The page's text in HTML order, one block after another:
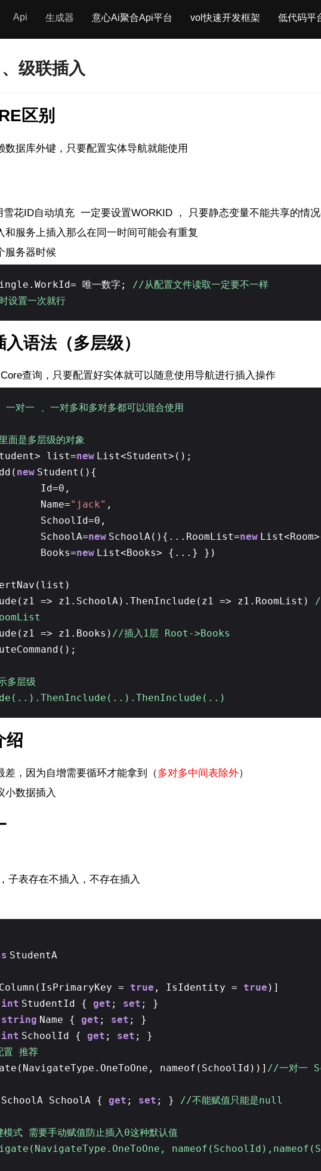
Api 生成器 意心Ai聚合Api平台 vol快速开发框架 低代码平
级联插入
区别
数据库外键，只要配置实体导航就能使用
雪花ID自动填充 一定要设置WORKID ， 只要静态变量不能共享的情
和服务上插入那么在同一时间可能会有重复
服务器时候
唯一数字; //从配置文件读取一定要不一样
设置一次就行
语法（多层级）
查询，只要配置好实体就可以随意使用导航进行插入操作
对一 、一对多和多对多都可以混合使用
是多层级的对象
list=new List<Student>();
new Student(){
Id=0,
Name="jack" ,
SchoolId=0,
SchoolA=new SchoolA(){...RoomList=new
Books=new List<Books> {...} })
=> z1.SchoolA).ThenInclude(z1 => z1.RoomList)
=> z1.Books) //插入1层 Root->Books
多层级
绍
差，因为自增需要循环才能拿到（多对多中间表除外）
小数据插入
子表存在不插入，不存在插入
StudentA
= true , IsIdentity = true )]
int StudentId { get ; set ; }
string Name { get ; set ; }
int SchoolId { get ; set ; }
推荐
nameof(SchoolId))] //一对一
SchoolA SchoolA { get ; set ; } //不能赋值只能是null
式 需要手动赋值防止插入0这种默认值